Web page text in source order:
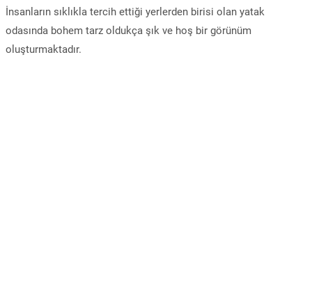
İnsanların sıklıkla tercih ettiği yerlerden birisi olan yatak
odasında bohem tarz oldukça şık ve hoş bir görünüm
oluşturmaktadır.